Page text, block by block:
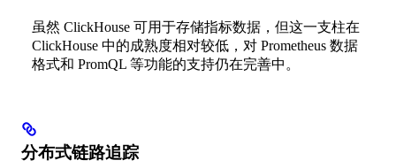
虽然 ClickHouse 可用于存储指标数据，但这一支柱在
ClickHouse 中的成熟度相对较低，对 Prometheus 数据
格式和 PromQL 等功能的支持仍在完善中。
分布式链路追踪